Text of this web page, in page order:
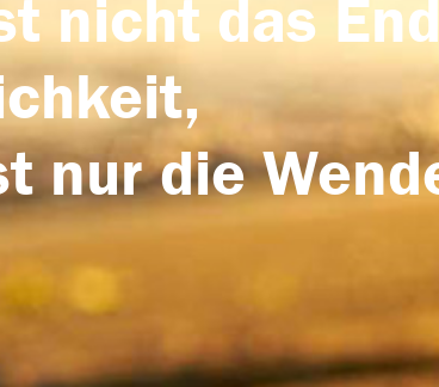
nicht das
nur die